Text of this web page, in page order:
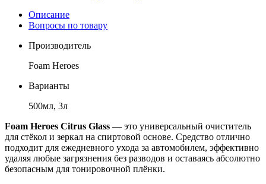
Описание
Вопросы по товару
Производитель
Foam Heroes
Варианты
500мл, 3л
Foam Heroes Citrus Glass — это универсальный очиститель
для стёкол и зеркал на спиртовой основе. Средство отлично
подходит для ежедневного ухода за автомобилем, эффективно
удаляя любые загрязнения без разводов и оставаясь абсолютно
безопасным для тонировочной плёнки.